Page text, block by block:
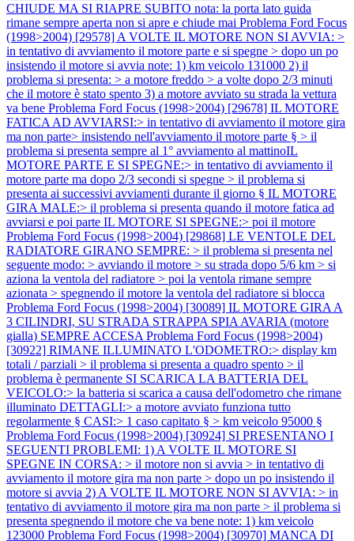
CHIUDE MA SI RIAPRE SUBITO nota: la porta lato guida
rimane sempre aperta non si apre e chiude mai Problema Ford Focus
(1998>2004) [29578] A VOLTE IL MOTORE NON SI AVVIA: >
in tentativo di avviamento il motore parte e si spegne > dopo un po
insistendo il motore si avvia note: 1) km veicolo 131000 2) il
problema si presenta: > a motore freddo > a volte dopo 2/3 minuti
che il motore è stato spento 3) a motore avviato su strada la vettura
va bene Problema Ford Focus (1998>2004) [29678] IL MOTORE
FATICA AD AVVIARSI:> in tentativo di avviamento il motore gira
ma non parte> insistendo nell'avviamento il motore parte § > il
problema si presenta sempre al 1° avviamento al mattinoIL
MOTORE PARTE E SI SPEGNE:> in tentativo di avviamento il
motore parte ma dopo 2/3 secondi si spegne > il problema si
presenta ai successivi avviamenti durante il giorno § IL MOTORE
GIRA MALE:> il problema si presenta quando il motore fatica ad
avviarsi e poi parte IL MOTORE SI SPEGNE:> poi il motore
Problema Ford Focus (1998>2004) [29868] LE VENTOLE DEL
RADIATORE GIRANO SEMPRE: > il problema si presenta nel
seguente modo: > avviando il motore > su strada dopo 5/6 km > si
aziona la ventola del radiatore > poi la ventola rimane sempre
azionata > spegnendo il motore la ventola del radiatore si blocca
Problema Ford Focus (1998>2004) [30089] IL MOTORE GIRA A
3 CILINDRI, SU STRADA STRAPPA SPIA AVARIA (motore
gialla) SEMPRE ACCESA Problema Ford Focus (1998>2004)
[30922] RIMANE ILLUMINATO L'ODOMETRO:> display km
totali / parziali > il problema si presenta a quadro spento > il
problema è permanente SI SCARICA LA BATTERIA DEL
VEICOLO:> la batteria si scarica a causa dell'odometro che rimane
illuminato DETTAGLI:> a motore avviato funziona tutto
regolarmente § CASI:> 1 caso capitato § > km veicolo 95000 §
Problema Ford Focus (1998>2004) [30924] SI PRESENTANO I
SEGUENTI PROBLEMI: 1) A VOLTE IL MOTORE SI
SPEGNE IN CORSA: > il motore non si avvia > in tentativo di
avviamento il motore gira ma non parte > dopo un po insistendo il
motore si avvia 2) A VOLTE IL MOTORE NON SI AVVIA: > in
tentativo di avviamento il motore gira ma non parte > il problema si
presenta spegnendo il motore che va bene note: 1) km veicolo
123000 Problema Ford Focus (1998>2004) [30970] MANCA DI